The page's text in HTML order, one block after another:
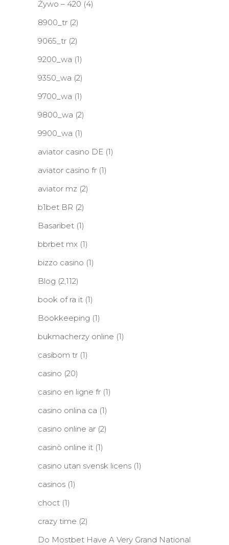
Żywo – 420 (4)
8900_tr (2)
9065_tr (2)
9200_wa (1)
9350_wa (2)
9700_wa (1)
9800_wa (2)
9900_wa (1)
aviator casino DE (1)
aviator casino fr (1)
aviator mz (2)
b1bet BR (2)
Basaribet (1)
bbrbet mx (1)
bizzo casino (1)
Blog (2,112)
book of ra it (1)
Bookkeeping (1)
bukmacherzy online (1)
casibom tr (1)
casino (20)
casino en ligne fr (1)
casino onlina ca (1)
casino online ar (2)
casinò online it (1)
casino utan svensk licens (1)
casinos (1)
choct (1)
crazy time (2)
Do Mostbet Have A Very Grand National